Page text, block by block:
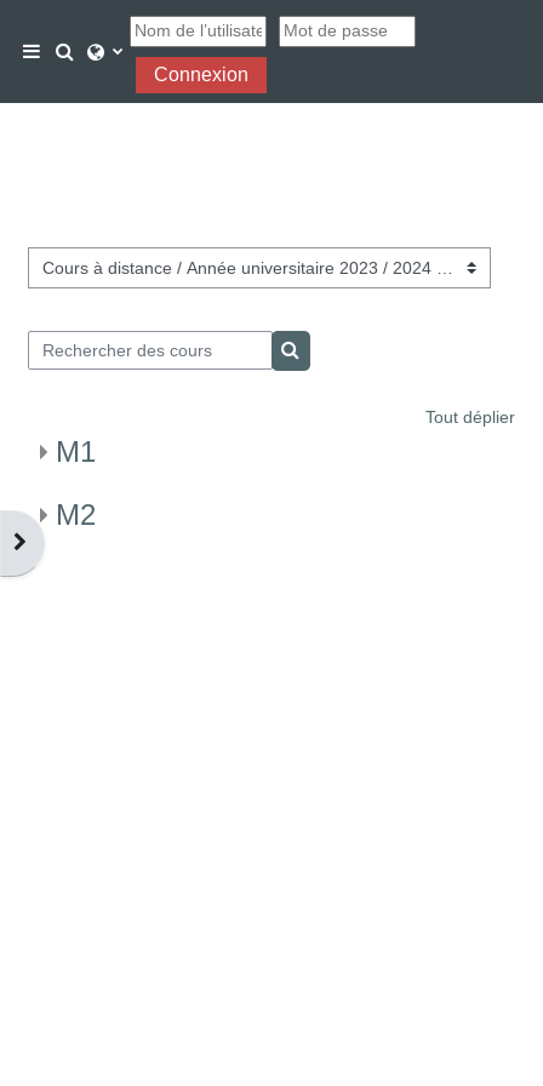
Panneau latéral
Activer/désactiver la saisie de recherche
Connexion
Ouvrir le tiroir des blocs
Catégories de cours
Rechercher des cours
Rechercher des cours
Tout déplier
M1
M2